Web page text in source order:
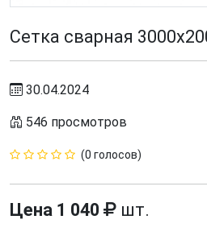
Сетка сварная
30.04.2024
546 просмотров
(0 голосов)
Цена 1 040 шт.